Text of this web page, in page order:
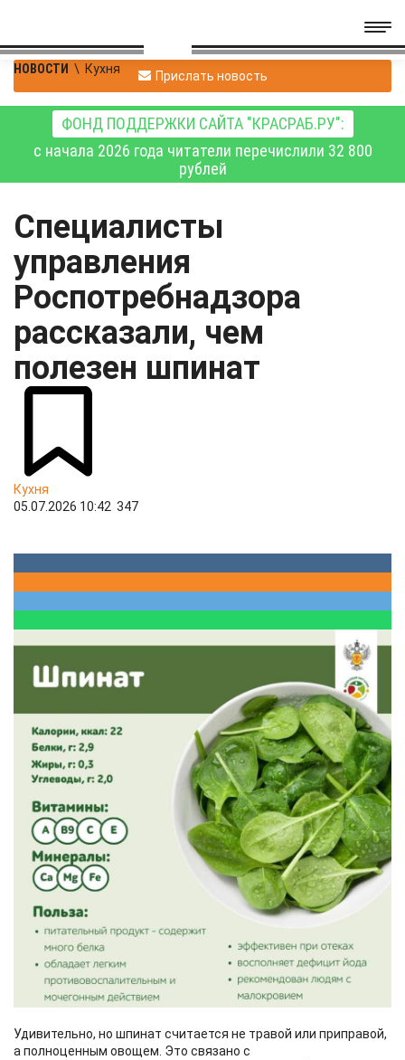
НОВОСТИ \ Кухня Прислать новость
ФОНД ПОДДЕРЖКИ САЙТА "КРАСРАБ.РУ":
с начала 2026 года читатели перечислили 32 800
рублей
Специалисты
управления
Роспотребнадзора
рассказали, чем
полезен шпинат
Кухня
05.07.2026 10:42 347
Удивительно, но шпинат считается не травой или приправой,
а полноценным овощем. Это связано с